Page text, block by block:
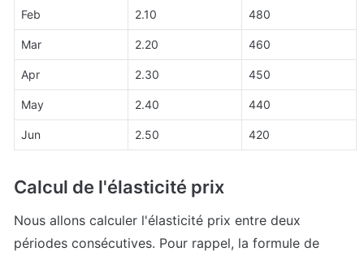
Feb 2.10 480
Mar 2.20 460
Apr 2.30 450
May 2.40 440
Jun 2.50 420
Calcul de l'élasticité prix
Nous allons calculer l'élasticité prix entre deux
périodes consécutives. Pour rappel, la formule de